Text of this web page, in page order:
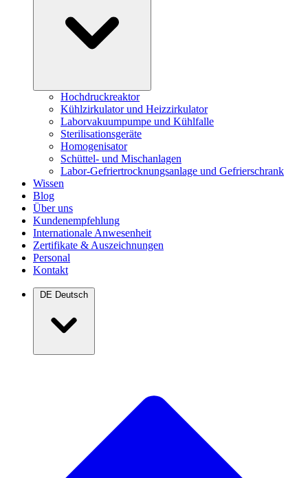
Hochdruckreaktor
Kühlzirkulator und Heizzirkulator
Laborvakuumpumpe und Kühlfalle
Sterilisationsgeräte
Homogenisator
Schüttel- und Mischanlagen
Labor-Gefriertrocknungsanlage und Gefrierschrank
Wissen
Blog
Über uns
Kundenempfehlung
Internationale Anwesenheit
Zertifikate & Auszeichnungen
Personal
Kontakt
DE Deutsch